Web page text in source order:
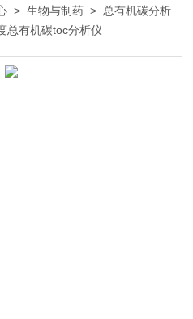
>生物与制药 > 总有机碳分析
总有机碳toc分析仪